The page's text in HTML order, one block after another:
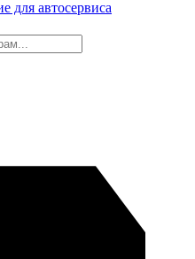
для автосервиса